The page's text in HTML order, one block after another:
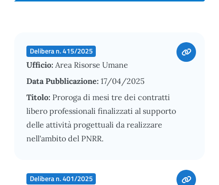
Delibera n. 415/2025
Ufficio: Area Risorse Umane
Data Pubblicazione: 17/04/2025
Titolo: Proroga di mesi tre dei contratti
libero professionali finalizzati al supporto
delle attività progettuali da realizzare
nell'ambito del PNRR.
Delibera n. 401/2025